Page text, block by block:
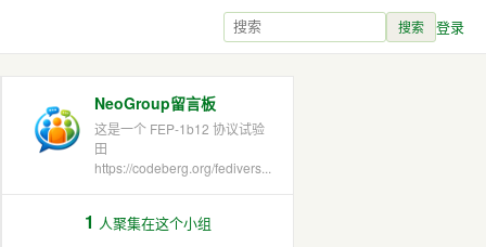
搜索 登录
NeoGroup留言板
这是一个 FEP-1b12 协议试验
田
https://codeberg.org/fedivers...
1 人聚集在这个小组